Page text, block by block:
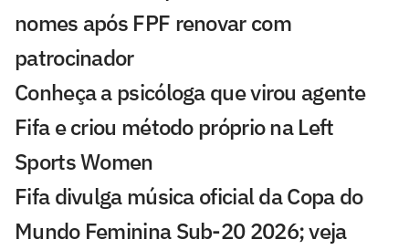
nomes após FPF renovar com
patrocinador
Conheça a psicóloga que virou agente
Fifa e criou método próprio na Left
Sports Women
Fifa divulga música oficial da Copa do
Mundo Feminina Sub-20 2026; veja